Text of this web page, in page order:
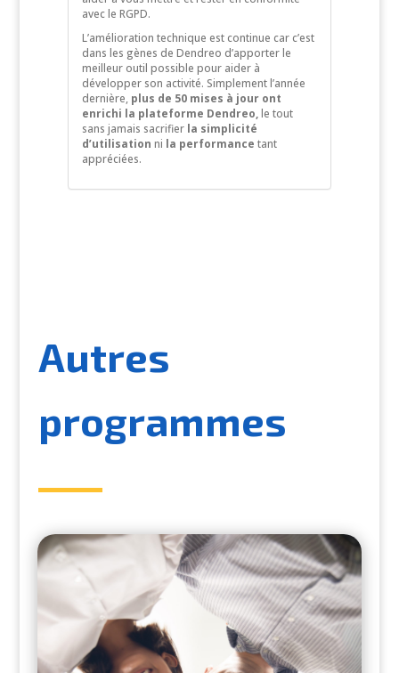
avec le RGPD.
L’amélioration technique est continue car c’est
dans les gènes de Dendreo d’apporter le
meilleur outil possible pour aider à
développer son activité. Simplement l’année
dernière, plus de 50 mises à jour ont
enrichi la plateforme Dendreo,le tout
sans jamais sacrifier la simplicité
d’utilisation ni la performance tant
appréciées.
Autres
programmes